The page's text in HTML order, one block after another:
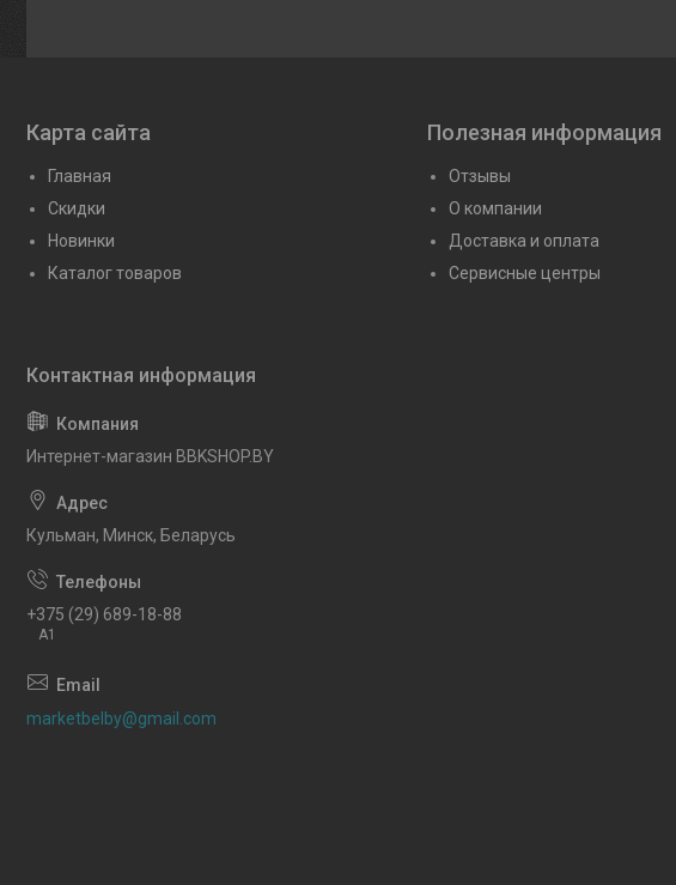
Карта сайта
Главная
Скидки
Новинки
Каталог товаров
Полезная информация
Отзывы
О компании
Доставка и оплата
Сервисные центры
Интернет-магазин BBKSHOP.BY
Кульман, Минск, Беларусь
+375 (29) 689-18-88
A1
marketbelby@gmail.com